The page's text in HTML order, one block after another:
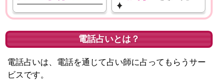
電話占いとは？
電話占いは、電話を通じて占い師に占ってもらうサー
ビスです。